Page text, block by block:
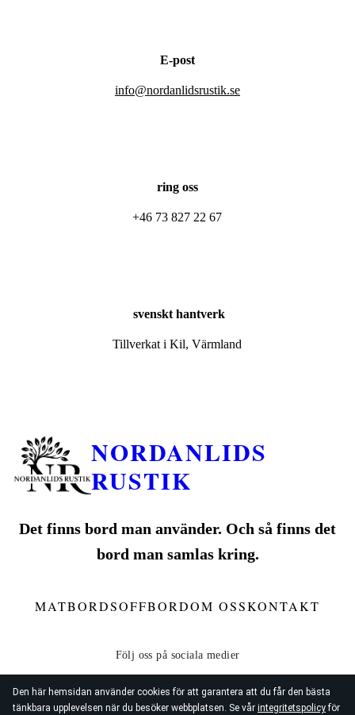
Den här hemsidan använder cookies för att garantera att du får den bästa
tänkbara upplevelsen när du besöker webbplatsen. Se vår integritetspolicyför
E-post
info@nordanlidsrustik.se
ring oss
+46 73 827 22 67
svenskt hantverk
Tillverkat i Kil, Värmland
NORDANLIDS
RUSTIK
Det finns bord man använder. Och så finns det
bord man samlas kring.
MATBORDSOFFBORDOM OSSKONTAKT